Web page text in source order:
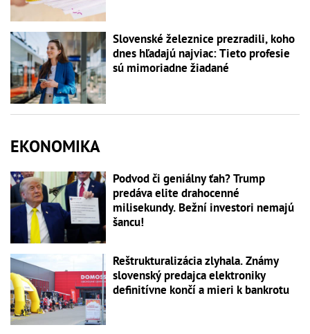
Slovenské železnice prezradili, koho
dnes hľadajú najviac: Tieto profesie
sú mimoriadne žiadané
EKONOMIKA
Podvod či geniálny ťah? Trump
predáva elite drahocenné
milisekundy. Bežní investori nemajú
šancu!
Reštrukturalizácia zlyhala. Známy
slovenský predajca elektroniky
definitívne končí a mieri k bankrotu